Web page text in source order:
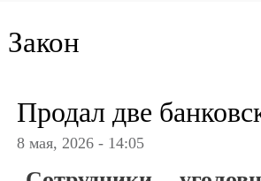
Закон
Продал две
8 мая, 2026 - 14:05